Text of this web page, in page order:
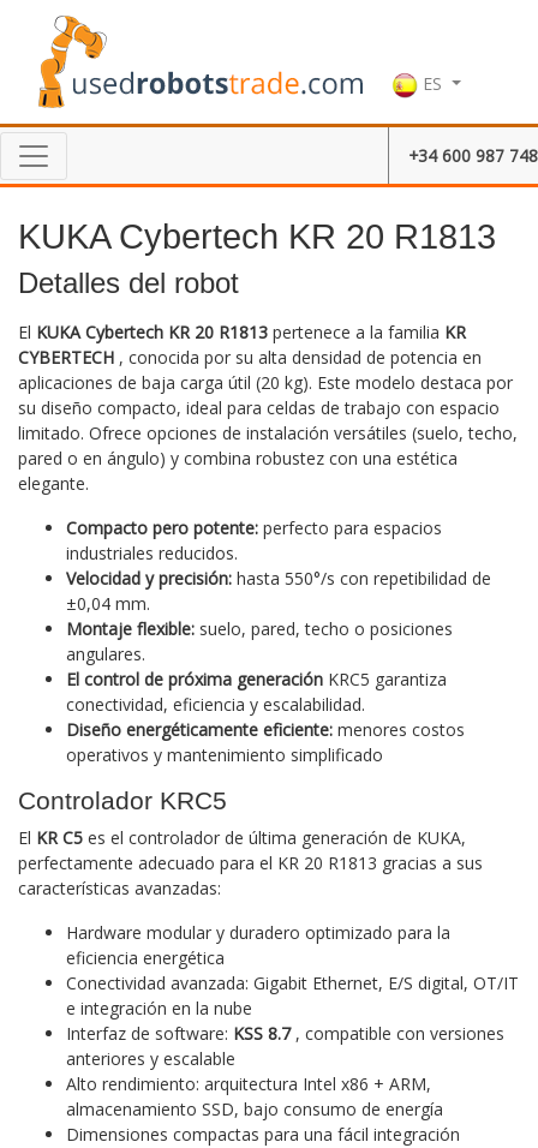
ES
+34 600 987 748
KUKA Cybertech KR 20 R1813
Detalles del robot
El KUKA Cybertech KR 20 R1813 pertenece a la familia KR
CYBERTECH , conocida por su alta densidad de potencia en
aplicaciones de baja carga útil (20 kg). Este modelo destaca por
su diseño compacto, ideal para celdas de trabajo con espacio
limitado. Ofrece opciones de instalación versátiles (suelo, techo,
pared o en ángulo) y combina robustez con una estética
elegante.
Compacto pero potente: perfecto para espacios
industriales reducidos.
Velocidad y precisión: hasta 550°/s con repetibilidad de
±0,04 mm.
Montaje flexible: suelo, pared, techo o posiciones
angulares.
El control de próxima generación KRC5 garantiza
conectividad, eficiencia y escalabilidad.
Diseño energéticamente eficiente: menores costos
operativos y mantenimiento simplificado
Controlador KRC5
El KR C5 es el controlador de última generación de KUKA,
perfectamente adecuado para el KR 20 R1813 gracias a sus
características avanzadas:
Hardware modular y duradero optimizado para la
eficiencia energética
Conectividad avanzada: Gigabit Ethernet, E/S digital, OT/IT
e integración en la nube
Interfaz de software: KSS 8.7, compatible con versiones
anteriores y escalable
Alto rendimiento: arquitectura Intel x86 + ARM,
almacenamiento SSD, bajo consumo de energía
Dimensiones compactas para una fácil integración